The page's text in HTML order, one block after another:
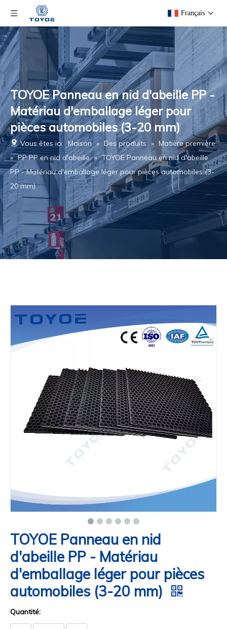
Français
TOYOE Panneau en nid d'abeille PP -
Matériau d'emballage léger pour
pièces automobiles (3-20 mm)
Vous êtes ici: Maison » Des produits » Matière première
» PP PP en nid d'abeille » TOYOE Panneau en nid d'abeille
PP - Matériau d'emballage léger pour pièces automobiles (3-
20 mm)
TOYOE Panneau en nid
d'abeille PP - Matériau
d'emballage léger pour pièces
automobiles (3-20 mm)
Quantité: